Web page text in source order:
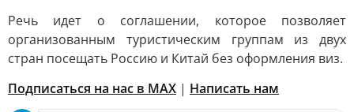
Речь идет о соглашении, которое позволяет
организованным туристическим группам из двух
стран посещать Россию и Китай без оформления виз.
Подписаться на нас в MAX | Написать нам